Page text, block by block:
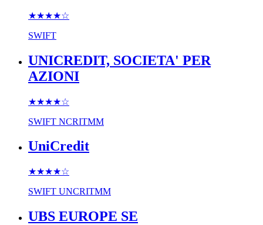
★★★★☆
SWIFT
UNICREDIT, SOCIETA' PER
AZIONI
★★★★☆
SWIFT NCRITMM
UniCredit
★★★★☆
SWIFT UNCRITMM
UBS EUROPE SE